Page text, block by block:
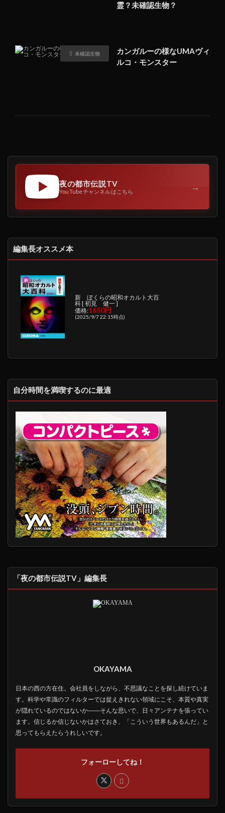
霊？未確認生物？
未確認生物
カンガルーの様なUMAヴィ
ルコ・モンスター
夜の都市伝説TV
YouTubeチャンネルはこちら →
編集長オススメ本
新 ぼくらの昭和オカルト大百
科 [ 初見 健一 ]
価格:1650円
(2025/9/7 22:15時点)
自分時間を満喫するのに最適
「夜の都市伝説TV」編集長
OKAYAMA
日本の西の方在住。会社員をしながら、不思議なことを探し続けていま
す。科学や常識のフィルターでは捉えきれない領域にこそ、本質や真実
が隠れているのではないか――そんな思いで、日々アンテナを張ってい
ます。信じるか信じないかはさておき、「こういう世界もあるんだ」と
思ってもらえたらうれしいです。
フォーローしてね！